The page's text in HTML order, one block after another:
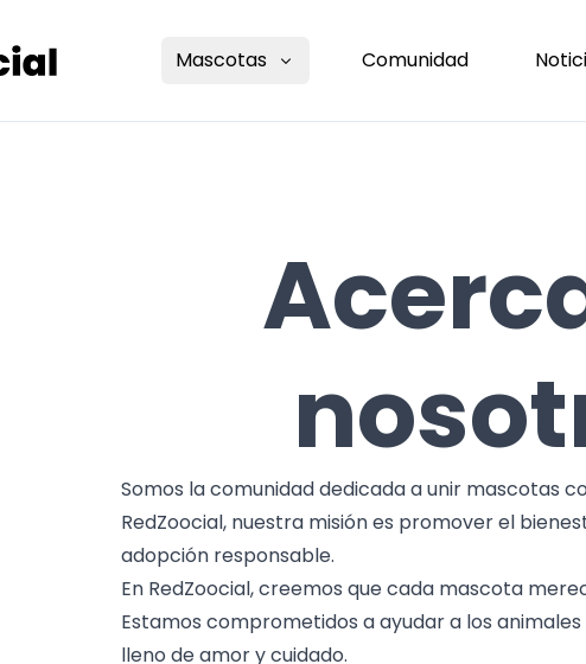
Mascotas Comunidad
Somos la comunidad dedicada a unir mascotas
RedZoocial, nuestra misión es promover el
adopción responsable.
En RedZoocial, creemos que cada mascota
Estamos comprometidos a ayudar a los
lleno de amor y cuidado.